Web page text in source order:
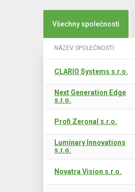
Všechny společnosti
NÁZEV SPOLEČNOSTI
CLARIO Systems s.r.o.
Next Generation Edge
s.r.o.
Profi Zeronal s.r.o.
Luminary Innovations
s.r.o.
Novatra Vision s.r.o.